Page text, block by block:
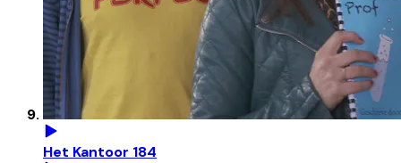
Het Kantoor 184